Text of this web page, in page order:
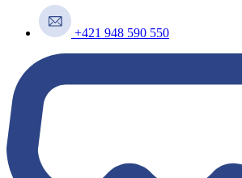
+421 948 590 550